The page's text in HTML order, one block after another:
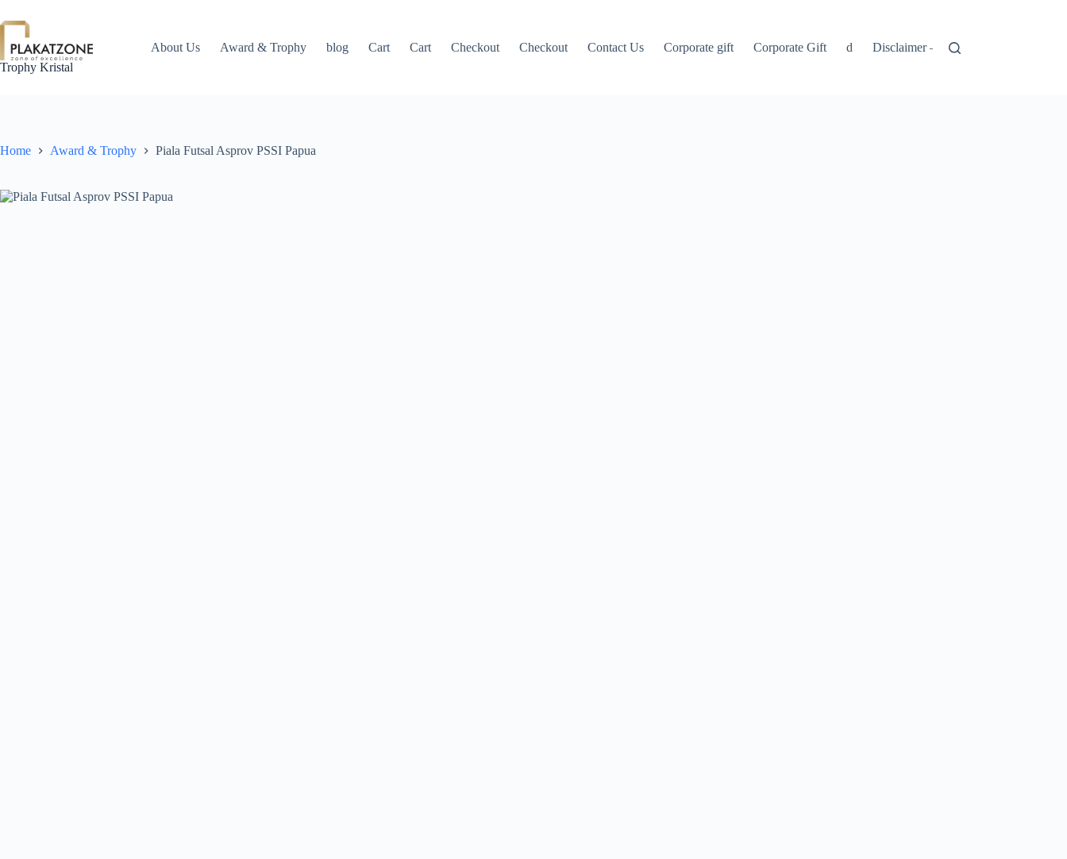
to
content
Trophy Kristal
About Us Award & Trophy blog Cart Cart Checkout Checkout Contact Us Corporate gift Corporate Gift d Disclaimer – Penolakan
Home Award & Trophy Piala Futsal Asprov PSSI Papua